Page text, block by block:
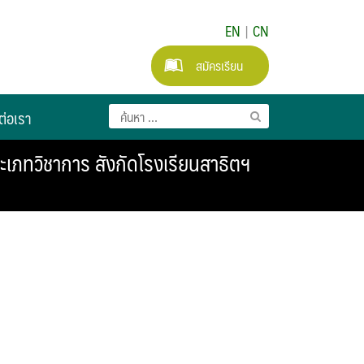
EN | CN
สมัครเรียน
เรา
ทวิชาการ สังกัดโรงเรียนสาธิตฯ